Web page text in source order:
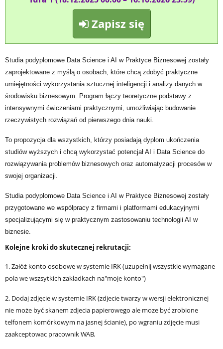
Zapisz się
Studia podyplomowe Data Science i AI w Praktyce Biznesowej zostały
zaprojektowane z myślą o osobach, które chcą zdobyć praktyczne
umiejętności wykorzystania sztucznej inteligencji i analizy danych w
środowisku biznesowym. Program łączy teoretyczne podstawy z
intensywnymi ćwiczeniami praktycznymi, umożliwiając budowanie
rzeczywistych rozwiązań od pierwszego dnia nauki.
To propozycja dla wszystkich, którzy posiadają dyplom ukończenia
studiów wyższych i chcą wykorzystać potencjał AI i Data Science do
rozwiązywania problemów biznesowych oraz automatyzacji procesów w
swojej organizacji.
Studia podyplomowe Data Science i AI w Praktyce Biznesowej zostały
przygotowane we współpracy z firmami i platformami edukacyjnymi
specjalizującymi się w praktycznym zastosowaniu technologii AI w
biznesie.
Kolejne kroki do skutecznej rekrutacji:
1. Załóż konto osobowe w systemie IRK (uzupełnij wszystkie wymagane
pola we wszsytkich zakładkach na"moje konto")
2. Dodaj zdjęcie w systemie IRK (zdjecie twarzy w wersji elektronicznej
nie może być skanem zdjecia papierowego ale moze być zrobione
telfonem komórkowym na jasnej ścianie), po wgraniu zdjęcie musi
zaakceptowac pracownik WAB.